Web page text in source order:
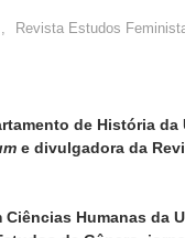
, Revista Estudos
de História
e divulgadora da
Humanas da